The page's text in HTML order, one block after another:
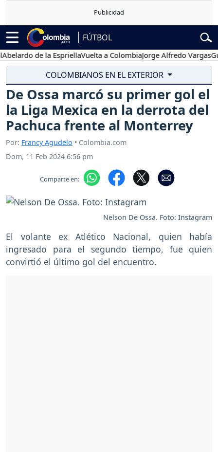
FÚTBOL
de la EspriellaVuelta a ColombiaJorge Alfredo Vargas
COLOMBIANOS EN EL EXTERIOR
De Ossa marcó su primer gol el
la Liga Mexica en la derrota del
Pachuca frente al Monterrey
Por: Francy Agudelo • Colombia.com
Dom, 11 Feb 2024 6:56 pm
Comparte en:
Nelson De Ossa. Foto: Instagram
El volante ex Atlético Nacional, quien había
ingresado para el segundo tiempo, fue quien
convirtió el último gol del encuentro.